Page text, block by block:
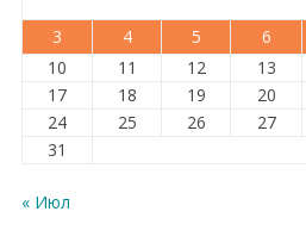
3
4 5 6
10
11 12 13
17
18 19 20
24
25 26 27
31
« Июл